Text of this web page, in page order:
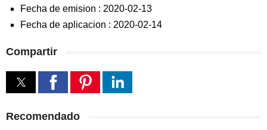
Fecha de emision : 2020-02-13
Fecha de aplicacion : 2020-02-14
Compartir
Recomendado